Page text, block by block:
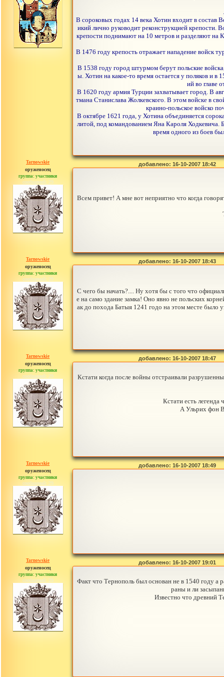
В сороковых годах 14 века Хотин входит в состав
икий лично руководит реконструкцией
крепости поднимают на 10 метров и разделяют на
В 1476 году крепость отражает нападение войск
В 1538 году город штурмом берут польские
ы. Хотин на какое-то время остается у поляков и
ий во главе
В 1620 году армия Турции захватывает город. В
тмана Станислава Жолкевского. В этом войске в
краино-польское войско
В октябре 1621 года, у Хотина объединяется
литой, под командованием Яна Кароля
время одного из боев
Tarnowskie
оруженосец
группа: участники
сообщений: 29
добавлено: 16-10-2007 18:42
Всем привет! А мне вот неприятно что когда
Tarnowskie
оруженосец
группа: участники
сообщений: 29
добавлено: 16-10-2007 18:43
С чего бы начать?.... Ну хотя бы с того что
е на само здание замка! Оно явно не польских
ак до похода Батыя 1241 годо на этом месте было
Tarnowskie
оруженосец
группа: участники
сообщений: 29
добавлено: 16-10-2007 18:47
Кстати когда после войны отстраивали
Кстати есть легенда
А Ульрих фон
Tarnowskie
оруженосец
группа: участники
сообщений: 29
добавлено: 16-10-2007 18:49
Tarnowskie
оруженосец
группа: участники
сообщений: 29
добавлено: 16-10-2007 19:01
Факт что Тернополь был основан не в 1540 году а
раны и ли
Известно что древний